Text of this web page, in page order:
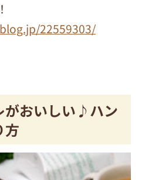
22559303/
がおいしい♪ハン
方